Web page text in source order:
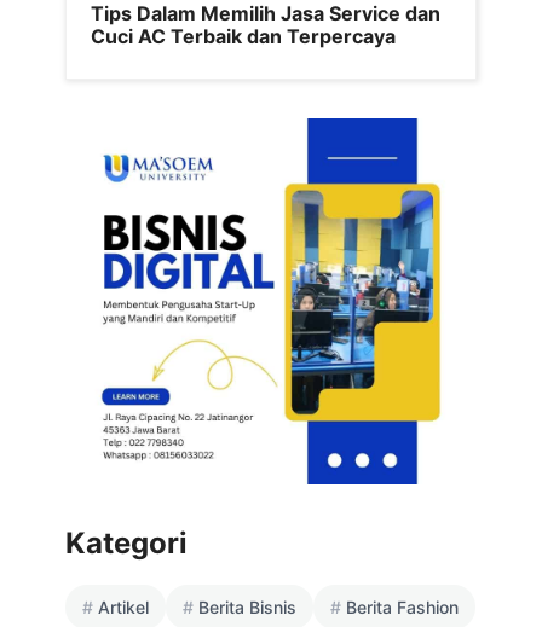
Tips Dalam Memilih Jasa Service dan
Cuci AC Terbaik dan Terpercaya
Kategori
Artikel Berita Bisnis Berita Fashion